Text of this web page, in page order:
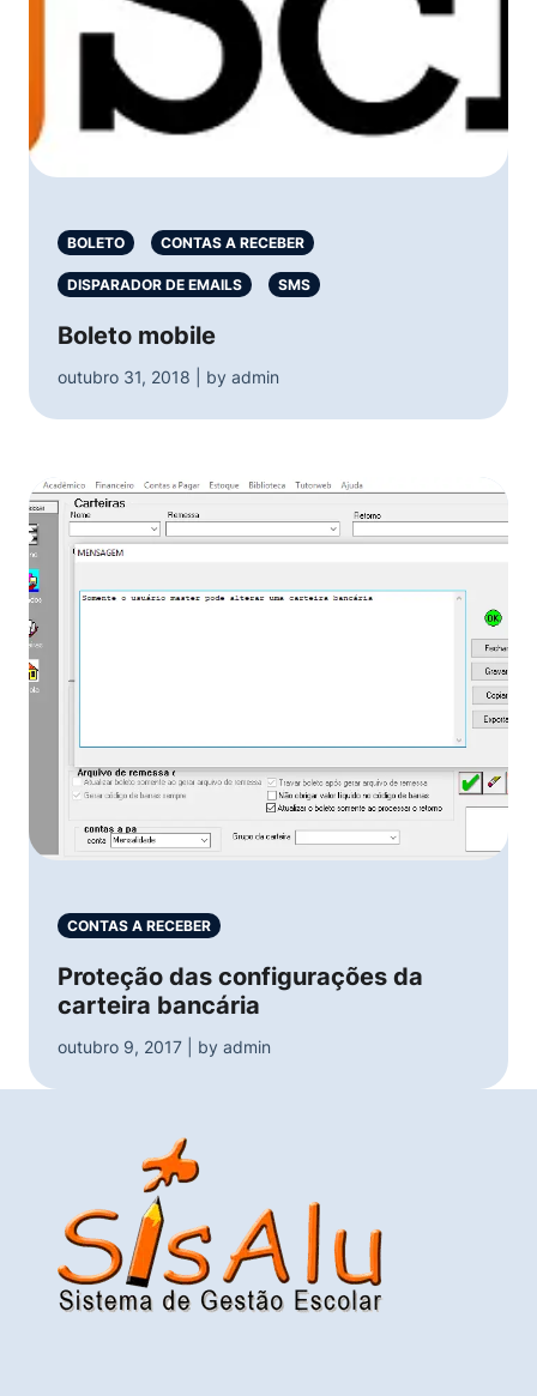
BOLETO CONTAS A RECEBER
DISPARADOR DE EMAILS SMS
Boleto mobile
outubro 31, 2018 | by admin
CONTAS A RECEBER
Proteção das configurações da
carteira bancária
outubro 9, 2017 | by admin